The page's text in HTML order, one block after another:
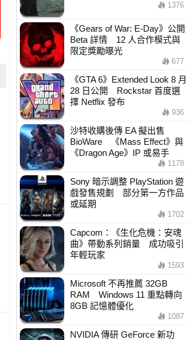
1376
《Gears of War: E-Day》公開
Beta 詳情 12 人合作模式與
限定獎勵曝光
677
《GTA 6》Extended Look 8 月
28 日公開 Rockstar 首度選
擇 Netflix 發布
936
沙特收購後傳 EA 擬出售
BioWare 《Mass Effect》與
《Dragon Age》IP 或易手
1178
Sony 暗示調整 PlayStation 遊
戲發售規劃 部分第一方作品
或延期
1702
Capcom：《生化危機：安魂
曲》帶動系列銷量 成功吸引
年輕玩家
1593
Microsoft 不再推薦 32GB
RAM Windows 11 重點轉向
8GB 記憶體優化
1087
NVIDIA 傳研 GeForce 新功